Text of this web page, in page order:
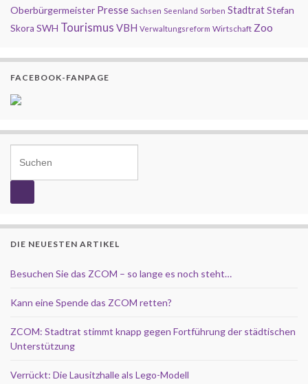
Oberbürgermeister Presse Sachsen Seenland Sorben StadtratStefan
Skora SWH Tourismus VBH Verwaltungsreform Wirtschaft Zoo
FACEBOOK-FANPAGE
DIE NEUESTEN ARTIKEL
Besuchen Sie das ZCOM – so lange es noch steht…
Kann eine Spende das ZCOM retten?
ZCOM: Stadtrat stimmt knapp gegen Fortführung der städtischen
Unterstützung
Verrückt: Die Lausitzhalle als Lego-Modell